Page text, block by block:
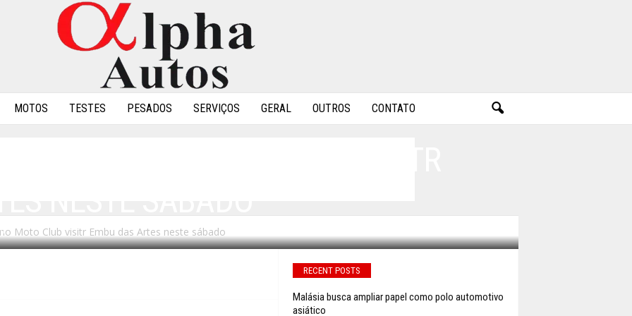
MOTOS TESTES PESADOS SERVIÇOS GERAL OUTROS CONTATO
Moto Club visitr Embu das Artes neste sábado
0
RECENT POSTS
Malásia busca ampliar papel como polo automotivo
asiático